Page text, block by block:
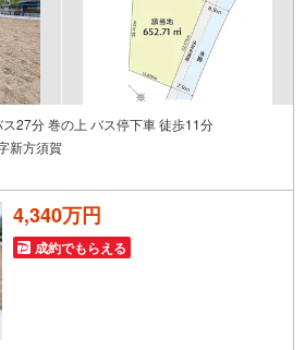
27分 巻の上 バス停下車 徒歩11分
新方須賀
4,340万円
成約でもらえる